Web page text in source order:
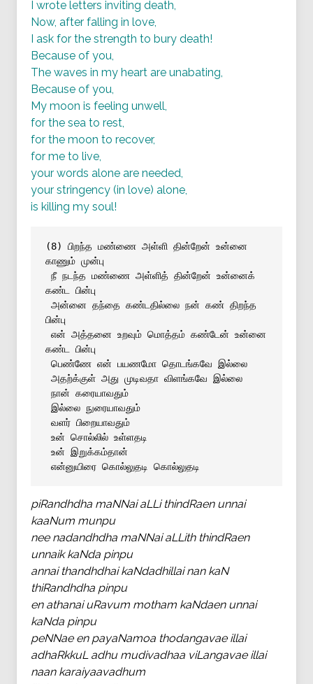
I wrote letters inviting death,
Now, after falling in love,
I ask for the strength to bury death!
Because of you,
The waves in my heart are unabating,
Because of you,
My moon is feeling unwell,
for the sea to rest,
for the moon to recover,
for me to live,
your words alone are needed,
your stringency (in love) alone,
is killing my soul!
(8) பிறந்த மண்ணை அள்ளி தின்றேன் உன்னை
காணும் முன்பு
நீ நடந்த மண்ணை அள்ளித் தின்றேன் உன்னைக்
கண்ட பின்பு
அன்னை தந்தை கண்டதில்லை நன் கண் திறந்த
பின்பு
என் அத்தனை உறவும் மொத்தம் கண்டேன் உன்னை
கண்ட பின்பு
பெண்ணே என் பயணமோ தொடங்கவே இல்லை
அதற்க்குள் அது முடிவதா விளங்கவே இல்லை
நான் கரையாவதும்
இல்லை நுரையாவதும்
வளர் பிறையாவதும்
உன் சொல்லில் உள்ளதடி
உன் இறுக்கம்தான்
என்னுயிரை கொல்லுதடி கொல்லுதடி
piRandhdha maNNai aLLi thindRaen unnai
kaaNum munpu
nee nadandhdha maNNai aLLith thindRaen
unnaik kaNda pinpu
annai thandhdhai kaNdadhillai nan kaN
thiRandhdha pinpu
en athanai uRavum motham kaNdaen unnai
kaNda pinpu
peNNae en payaNamoa thodangavae illai
adhaRkkuL adhu mudivadhaa viLangavae illai
naan karaiyaavadhum